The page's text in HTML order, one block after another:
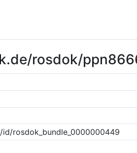
rosdok/
rosdok_bundle_0000000449